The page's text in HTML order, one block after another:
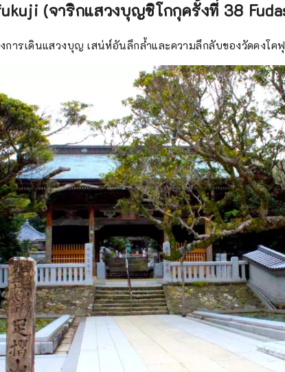
(จาริกแสวงบุญชิโกกุครั้งที่ 38
การเดินแสวงบุญ เสน่ห์อันลึกล้ำและความลึกลับของวัดคงโค